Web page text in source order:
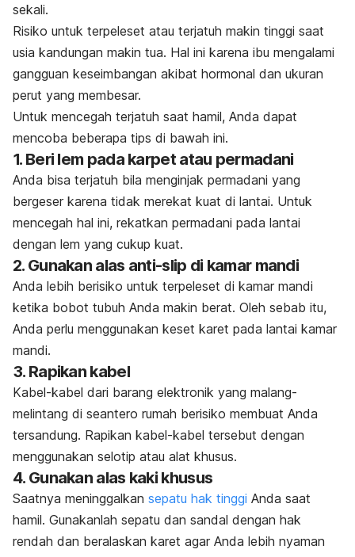
sekali.
Risiko untuk terpeleset atau terjatuh makin tinggi saat
usia kandungan makin tua. Hal ini karena ibu mengalami
gangguan keseimbangan akibat hormonal dan ukuran
perut yang membesar.
Untuk mencegah terjatuh saat hamil, Anda dapat
mencoba beberapa tips di bawah ini.
1. Beri lem pada karpet atau permadani
Anda bisa terjatuh bila menginjak permadani yang
bergeser karena tidak merekat kuat di lantai. Untuk
mencegah hal ini, rekatkan permadani pada lantai
dengan lem yang cukup kuat.
2. Gunakan alas anti-slip di kamar mandi
Anda lebih berisiko untuk terpeleset di kamar mandi
ketika bobot tubuh Anda makin berat. Oleh sebab itu,
Anda perlu menggunakan keset karet pada lantai kamar
mandi.
3. Rapikan kabel
Kabel-kabel dari barang elektronik yang malang-
melintang di seantero rumah berisiko membuat Anda
tersandung. Rapikan kabel-kabel tersebut dengan
menggunakan selotip atau alat khusus.
4. Gunakan alas kaki khusus
Saatnya meninggalkan sepatu hak tinggi Anda saat
hamil. Gunakanlah sepatu dan sandal dengan hak
rendah dan beralaskan karet agar Anda lebih nyaman